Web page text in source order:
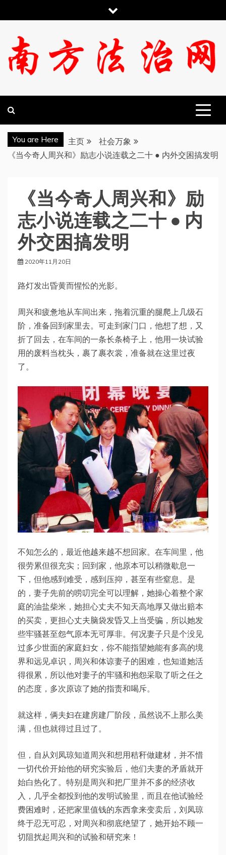
至
You are Here 主页
社会万象
《当今奇人周兴和》励志小说连载之二十 ● 内外交困搞发明
《当今奇人周兴和》励
志小说连载之二十 ● 内
外交困搞发明
2020年11月20日
路灯发出昏黄而惺忪的光影。
周兴和疲惫地从车间出来，拖着沉重的腿爬上几级石
阶，准备回到家里去。可走到家门口，他想了想，又
折了回去，在车间的一条长条椅子上，他用一块试验
用的废料当枕头，裹了裹衣裳，准备就在这里过夜
了。
不知怎么的，最近他越来越不想回家。在车间里，他
很劳累但很充实；回到家，他原本可以稍微歇息一
下，但他感到难受，感到压抑，甚至有些窒息。是
的，妻子先前的唠叨完全可以理解，她操心着整个家
庭的油盐柴米，她担心丈夫不知天高地厚又做出赔本
的买卖，更担心丈夫脑袋发昏又上当受骗，所以她发
些牢骚甚至怨气原本无可厚非。何况妻子只是个没见
过多少世面的家庭妇女，你不能指望她能有多高的境
界和远见卓识，周兴和体谅妻子的困难，也知道她活
得很累，所以他对妻子的牢骚和抱怨采取了听之任之
的态度，多次原谅了她的指责和喝斥。
就这样，俩夫妇在建房建厂阶段，虽然说不上那么美
满，但也就得过且过了。
但，自从刘凤琼知道周兴和想用秸秆做建材，并不惜
一切代价开始他的研究实验后，他们夫妻的矛盾就开
始白热化了。特别是周兴和把厂里并不多的经济收
入，几乎全都投到他的发明试验里，而且在他试验经
费困难时，还把家里值钱的东西拿来变卖后，刘凤琼
终于忍无可忍，对周兴和彻底绝望了，她开始不顾一
切阻扰起周兴和的试验和研究来！